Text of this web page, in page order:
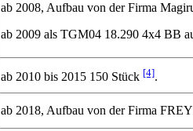
ab 2008, Aufbau von der Firma
ab 2009 als TGM04 18.290 4x4 BB
ab 2010 bis 2015 150 Stück [4].
ab 2018, Aufbau von der Firma